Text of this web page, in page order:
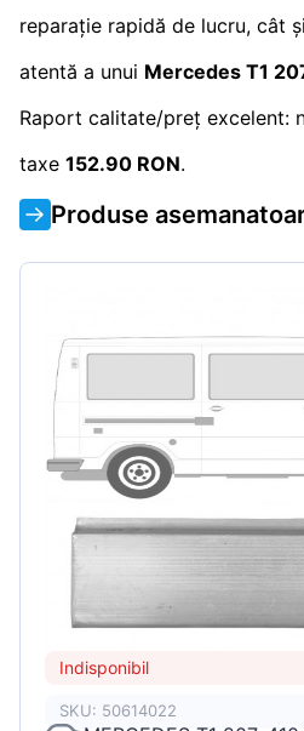
reparație rapidă de lucru, cât
atentă a unui Mercedes T1
Raport calitate/preț excelent:
taxe 152.90 RON.
Produse
Indisponibil
SKU: 50614022